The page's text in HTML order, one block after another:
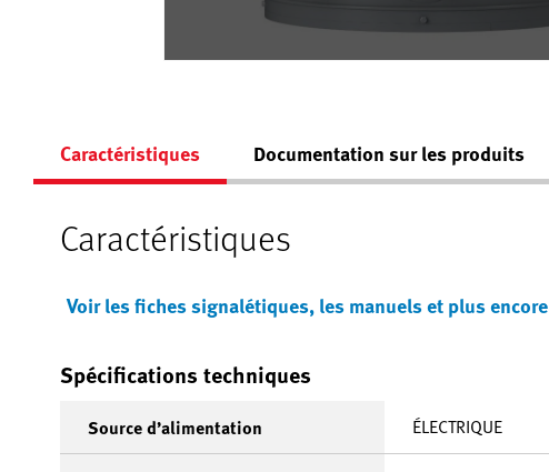
Caractéristiques Documentation sur les produits
Caractéristiques
Voir les fiches signalétiques, les manuels et plus encore
Spécifications techniques
Source d’alimentation ÉLECTRIQUE